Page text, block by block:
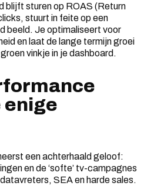
blijft sturen op ROAS (Return
stuurt in feite op een
beeld. Je optimaliseert voor
en laat de lange termijn groei
vinkje in je dashboard.
enige
een achterhaald geloof:
en de ‘softe’ tv-campagnes
SEA en harde sales.